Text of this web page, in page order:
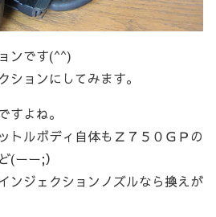
ンです(^^)
ションにしてみます。
すよね。
トルボディ自体もＺ７５０ＧＰの
(ーー;）
ンジェクションノズルなら換えが